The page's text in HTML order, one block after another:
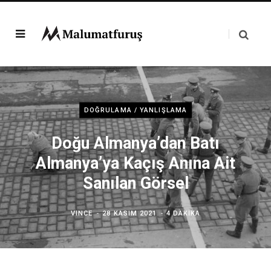
DOĞRULAMA / YANLIŞLAMA
Doğu Almanya’dan Batı
Almanya’ya Kaçış Anına Ait
Sanılan Görsel
VINCE 28 KASIM 2021 4 DAKIKA